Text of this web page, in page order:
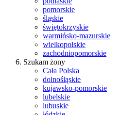
pomorskie
śląskie
świętokrzyskie
warmińsko-mazurskie
wielkopolskie
zachodniopomorskie
Szukam żony
Cała Polska
dolnośląskie
kujawsko-pomorskie
lubelskie
lubuskie